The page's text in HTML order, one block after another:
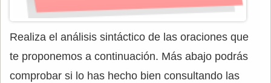
Realiza el análisis sintáctico de las oraciones que
te proponemos a continuación. Más abajo podrás
comprobar si lo has hecho bien consultando las